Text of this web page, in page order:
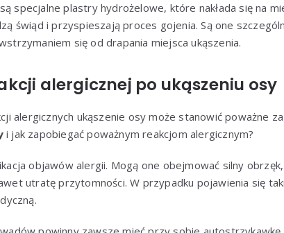
specjalne plastry hydrożelowe, które nakłada się na
świąd i przyspieszają proces gojenia. Są one
się od drapania miejsca ukąszenia.
alergicznej po ukąszeniu osy
alergicznych ukąszenie osy może stanowić poważne
i jak zapobiegać poważnym reakcjom alergicznym?
objawów alergii. Mogą one obejmować silny
utratę przytomności. W przypadku pojawienia się